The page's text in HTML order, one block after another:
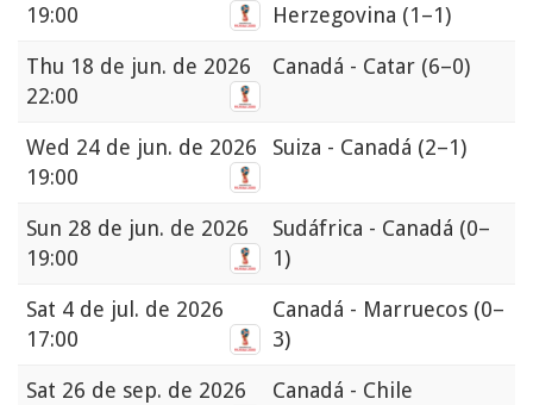
19:00
Herzegovina (1–1)
Thu 18 de jun. de 2026
22:00
Canadá - Catar (6–0)
Wed 24 de jun. de 2026
19:00
Suiza - Canadá (2–1)
Sun 28 de jun. de 2026
19:00
Sudáfrica - Canadá (0–
1)
Sat 4 de jul. de 2026
17:00
Canadá - Marruecos (0–
3)
Sat 26 de sep. de 2026
Canadá - Chile